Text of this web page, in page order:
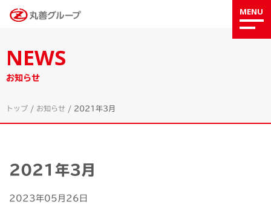
MENU
NEWS
お知らせ
トップ / お知らせ / 2021年3月
2021年3月
2023年05月26日